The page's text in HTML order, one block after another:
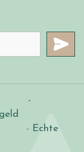
-
- Echte